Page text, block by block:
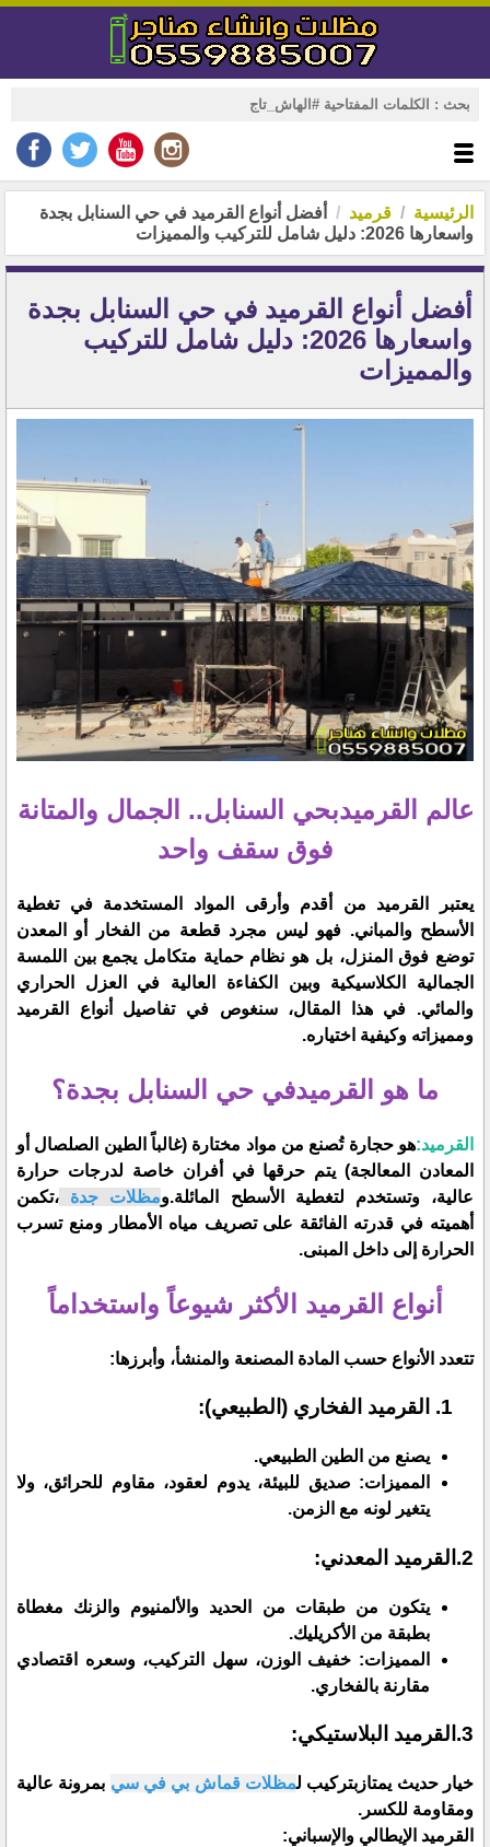
الرئيسية قرميد
أفضل أنواع القرميد في حي السنابل بجدة
واسعارها 2026: دليل شامل للتركيب والمميزات
أفضل أنواع القرميد في حي السنابل بجدة
واسعارها 2026: دليل شامل للتركيب
والمميزات
عالم القرميدبحي السنابل.. الجمال والمتانة
فوق سقف واحد
​يعتبر القرميد من أقدم وأرقى المواد المستخدمة في تغطية
الأسطح والمباني. فهو ليس مجرد قطعة من الفخار أو المعدن
توضع فوق المنزل، بل هو نظام حماية متكامل يجمع بين اللمسة
الجمالية الكلاسيكية وبين الكفاءة العالية في العزل الحراري
والمائي. في هذا المقال، سنغوص في تفاصيل أنواع القرميد
ومميزاته وكيفية اختياره.
​ما هو القرميدفي حي السنابل بجدة؟
القرميد:هو حجارة تُصنع من مواد مختارة (غالباً الطين الصلصال أو
المعادن المعالجة) يتم حرقها في أفران خاصة لدرجات حرارة
عالية، وتستخدم لتغطية الأسطح المائلة.ومظلات جدة ،تكمن
أهميته في قدرته الفائقة على تصريف مياه الأمطار ومنع تسرب
الحرارة إلى داخل المبنى.
أنواع القرميد الأكثر شيوعاً واستخداماً
​تتعدد الأنواع حسب المادة المصنعة والمنشأ، وأبرزها:
​القرميد الفخاري (الطبيعي):
​يصنع من الطين الطبيعي.
​المميزات: صديق للبيئة، يدوم لعقود، مقاوم للحرائق، ولا
يتغير لونه مع الزمن.
2.​القرميد المعدني:
​يتكون من طبقات من الحديد والألمنيوم والزنك مغطاة
بطبقة من الأكريليك.
​المميزات: خفيف الوزن، سهل التركيب، وسعره اقتصادي
مقارنة بالفخاري.
3.​القرميد البلاستيكي:
​خيار حديث يمتازبتركيب لمظلات قماش بي في سي بمرونة عالية
ومقاومة للكسر.
​القرميد الإيطالي والإسباني: